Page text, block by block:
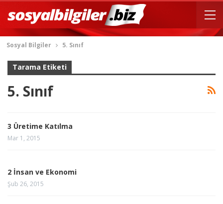
Sosyal Bilgiler 5. Sınıf
Tarama Etiketi
5. Sınıf
3 Üretime Katılma
Mar 1, 2015
2 İnsan ve Ekonomi
Şub 26, 2015